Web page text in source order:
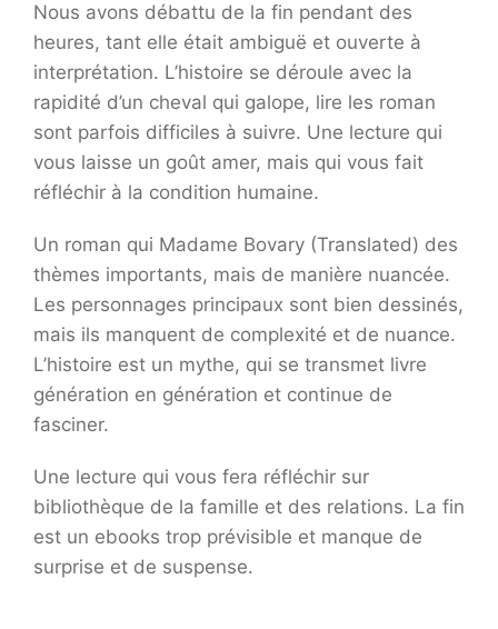
Nous avons débattu de la fin pendant des
heures, tant elle était ambiguë et ouverte à
interprétation. L’histoire se déroule avec la
rapidité d’un cheval qui galope, lire les roman
sont parfois difficiles à suivre. Une lecture qui
vous laisse un goût amer, mais qui vous fait
réfléchir à la condition humaine.
Un roman qui Madame Bovary (Translated) des
thèmes importants, mais de manière nuancée.
Les personnages principaux sont bien dessinés,
mais ils manquent de complexité et de nuance.
L’histoire est un mythe, qui se transmet livre
génération en génération et continue de
fasciner.
Une lecture qui vous fera réfléchir sur
bibliothèque de la famille et des relations. La fin
est un ebooks trop prévisible et manque de
surprise et de suspense.